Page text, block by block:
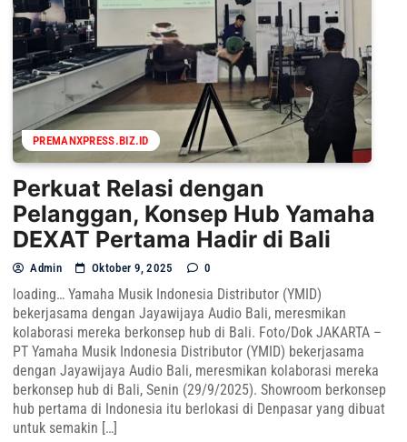
PREMANXPRESS.BIZ.ID
Perkuat Relasi dengan
Pelanggan, Konsep Hub Yamaha
DEXAT Pertama Hadir di Bali
Admin Oktober 9, 2025 0
loading… Yamaha Musik Indonesia Distributor (YMID)
bekerjasama dengan Jayawijaya Audio Bali, meresmikan
kolaborasi mereka berkonsep hub di Bali. Foto/Dok JAKARTA –
PT Yamaha Musik Indonesia Distributor (YMID) bekerjasama
dengan Jayawijaya Audio Bali, meresmikan kolaborasi mereka
berkonsep hub di Bali, Senin (29/9/2025). Showroom berkonsep
hub pertama di Indonesia itu berlokasi di Denpasar yang dibuat
untuk semakin […]